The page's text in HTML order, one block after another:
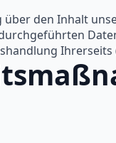
über den Inhalt